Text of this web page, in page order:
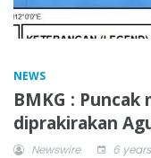
NEWS
BMKG :
diprakirakan
Newswire 6